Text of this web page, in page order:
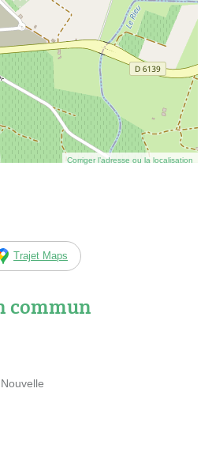
Corriger l’adresse ou la localisation
Trajet Maps
commun